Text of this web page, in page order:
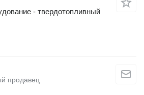
- твердотопливный